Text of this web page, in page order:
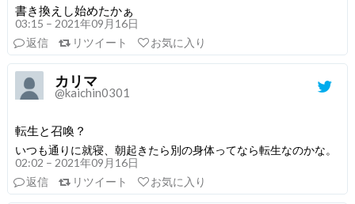
書き換えし始めたかぁ
03:15 – 2021年09月16日
返信
リツイート お気に入り
カリマ
@kaichin0301
転生と召喚？
いつも通りに就寝、朝起きたら別の身体ってなら転生なのかな。
02:02 – 2021年09月16日
返信
リツイート お気に入り